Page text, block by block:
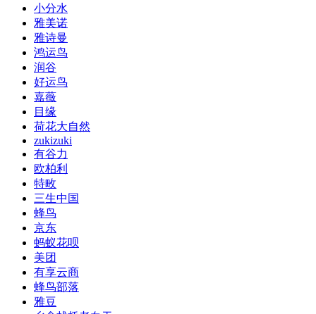
小分水
雅美诺
雅诗曼
鸿运鸟
润谷
好运鸟
嘉薇
目缘
荷花大自然
zukizuki
有谷力
欧柏利
特畋
三生中国
蜂鸟
京东
蚂蚁花呗
美团
有享云商
蜂鸟部落
雅豆